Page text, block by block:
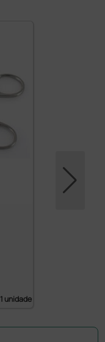
1 unidade